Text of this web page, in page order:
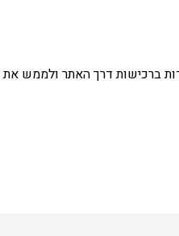
ברכישות דרך האתר ולממש